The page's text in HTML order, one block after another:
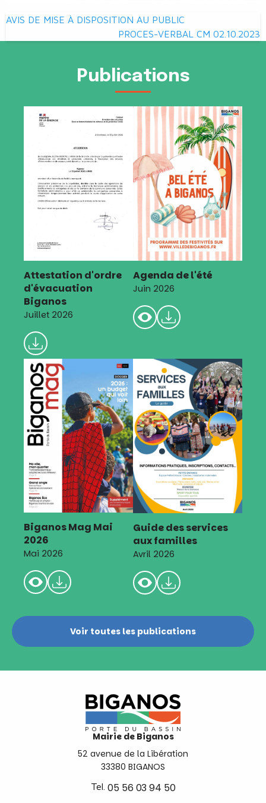
Navigation
de
AVIS DE MISE À DISPOSITION AU PUBLIC
PROCES-VERBAL CM 02.10.2023
Publications
Attestation d'ordre
d'évacuation
Biganos
Juillet 2026
Agenda de l'été
Juin 2026
Biganos Mag Mai
2026
Mai 2026
Guide des services
aux familles
Avril 2026
Voir toutes les publications
Mairie de Biganos
52 avenue de la Libération
33380 BIGANOS
Tel. 05 56 03 94 50